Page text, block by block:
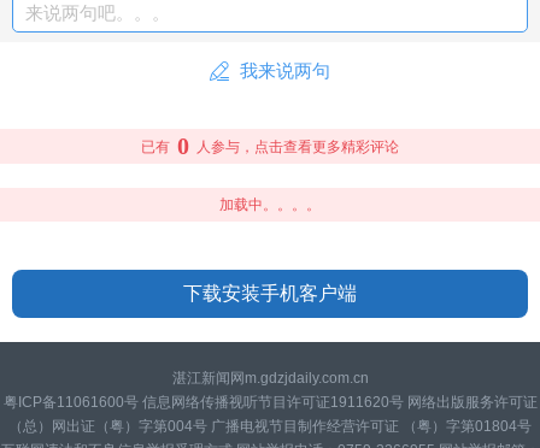
来说两句吧。。。
我来说两句
已有 0 人参与，点击查看更多精彩评论
加载中。。。。
下载安装手机客户端
湛江新闻网m.gdzjdaily.com.cn
粤ICP备11061600号 信息网络传播视听节目许可证1911620号 网络出版服务许可证
（总）网出证（粤）字第004号 广播电视节目制作经营许可证 （粤）字第01804号